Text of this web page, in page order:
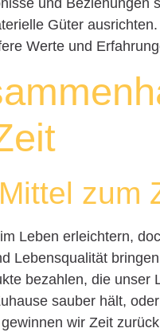
Güter
Werte und
zum
Leben erleichtern,
Lebensqualität
bezahlen, die unser
sauber hält,
wir Zeit